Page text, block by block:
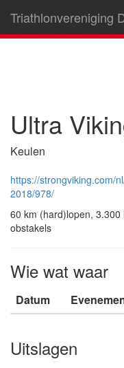
Triathlonvereniging
Ultra
Keulen
https://strongviking.com/
2018/978/
60 km (hard)lopen,
obstakels
Wie wat waar
Datum
Uitslagen